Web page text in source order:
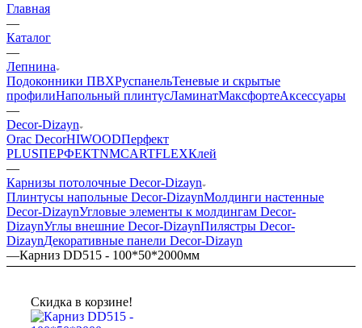
Главная
—
Каталог
—
Лепнина
Подоконники ПВХРуспанельТеневые и скрытые
профилиНапольный плинтусЛаминатМаксфортеАксессуары
—
Decor-Dizayn
Orac DecorHIWOODПерфект
PLUSПЕРФЕКТNMCARTFLEXКлей
—
Карнизы потолочные Decor-Dizayn
Плинтусы напольные Decor-DizaynМолдинги настенные
Decor-DizaynУгловые элементы к молдингам Decor-
DizaynУглы внешние Decor-DizaynПилястры Decor-
DizaynДекоративные панели Decor-Dizayn
—Карниз DD515 - 100*50*2000мм
Скидка в корзине!